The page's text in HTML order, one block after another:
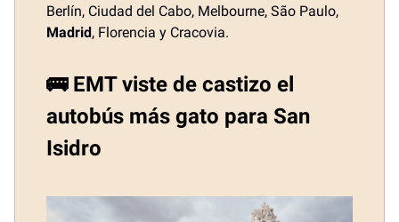
Berlín, Ciudad del Cabo, Melbourne, São Paulo,
Madrid, Florencia y Cracovia.
🚌 EMT viste de castizo el
autobús más gato para San
Isidro